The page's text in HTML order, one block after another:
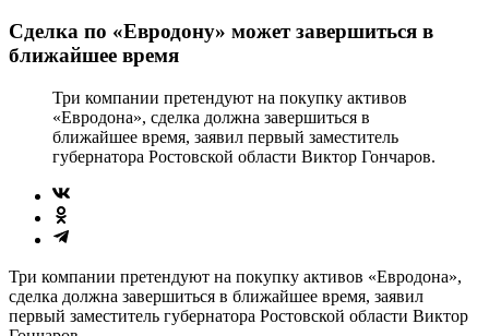
Сделка по «Евродону» может завершиться в
ближайшее время
Три компании претендуют на покупку активов
«Евродона», сделка должна завершиться в
ближайшее время, заявил первый заместитель
губернатора Ростовской области Виктор Гончаров.
Три компании претендуют на покупку активов «Евродона»,
сделка должна завершиться в ближайшее время, заявил
первый заместитель губернатора Ростовской области Виктор